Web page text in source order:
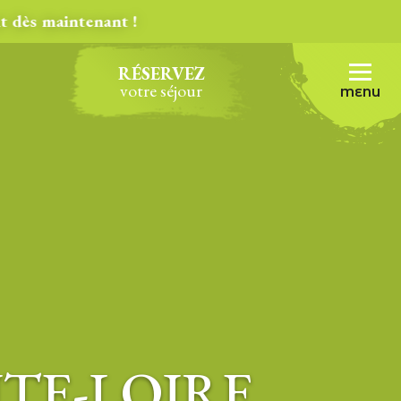
!
MENU
RÉSERVEZ
votre séjour